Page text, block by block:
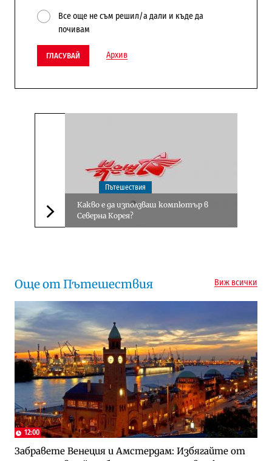
Все още не съм решил/а дали и къде да
почивам
ГЛАСУВАЙ Архив
Следваща новина
Пътешествия
Какво е да използваш компютър в
Северна Корея?
Още от Пътешествия Виж всички
12:00
Забравете Венеция и Амстердам: Избягайте от